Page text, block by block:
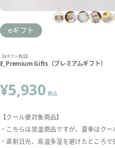
eギフト
【eギフト商品】
E_Premium Gifts（プレミアムギフト）
¥5,930 税込
【クール便対象商品】
・こちらは常温商品ですが、夏季はク
・直射日光、高温多湿を避けたところ